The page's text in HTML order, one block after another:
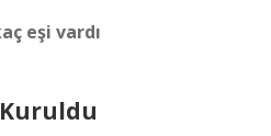
eşi vardı